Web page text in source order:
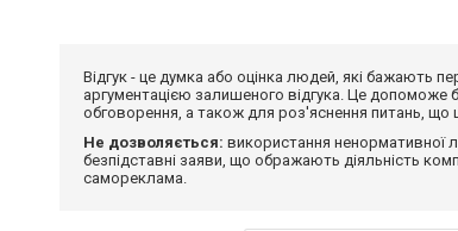
Відгук - це думка або оцінка людей, які бажають
аргументацією залишеного відгука. Це допоможе
обговорення, а також для роз'яснення питань, що
Не дозволяється: використання ненормативної
безпідставні заяви, що ображають діяльність
самореклама.